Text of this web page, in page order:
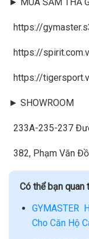
https://
https://
https://
► SHOWROOM
233A-235-237
382, Phạm Văn
Có thể bạn quan
GYMASTER
Cho Căn Hộ